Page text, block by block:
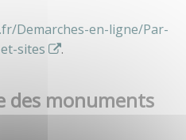
Demarches-en-ligne/Par-
sites
.
des monuments